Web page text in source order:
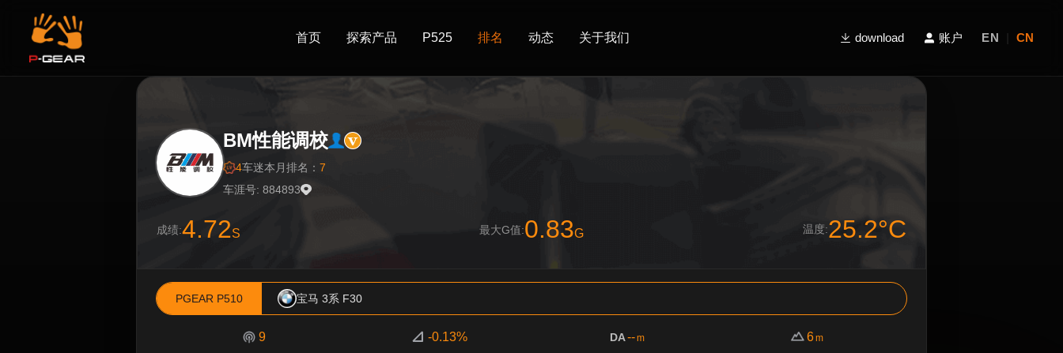
首页 探索产品 P525 排名 动态 关于我们 download 账户 EN CN
BM性能调校
4车迷本月排名： 7
车涯号: 884893
成绩:4.72S 最大G值:0.83G 温度:25.2°C
PGEAR P510 宝马 3系 F30
9 -0.13% DA--m 6m